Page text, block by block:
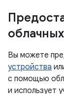
Вы можете
устройства
с помощью
и использует